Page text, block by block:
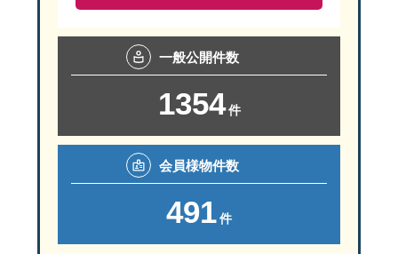
一般公開件数
1354 件
会員様物件数
491件